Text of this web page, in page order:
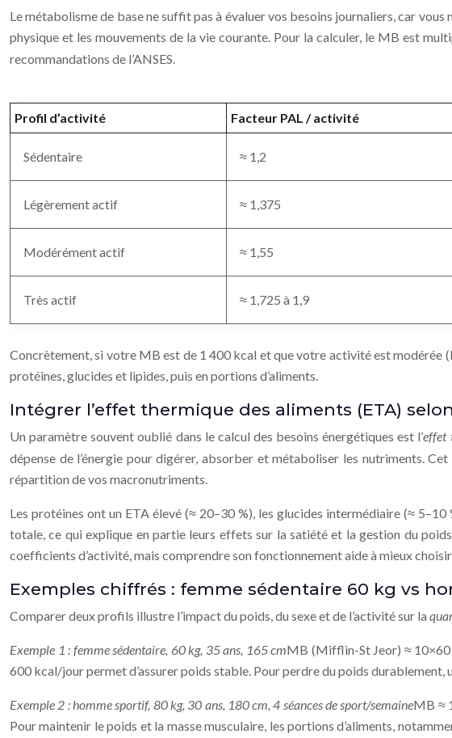
Le métabolisme de base ne suffit pas à évaluer vos besoins journaliers, car vous
physique et les mouvements de la vie courante. Pour la calculer, le MB est
recommandations de l’ANSES.
Profil d’activité Facteur PAL / activité
Sédentaire ≈ 1,2
Légèrement actif ≈ 1,375
Modérément actif ≈ 1,55
Très actif ≈ 1,725 à 1,9
Concrètement, si votre MB est de 1 400 kcal et que votre activité est modérée
protéines, glucides et lipides, puis en portions d’aliments.
Intégrer l’effet thermique des aliments (ETA)
Un paramètre souvent oublié dans le calcul des besoins énergétiques est l’effet
dépense de l’énergie pour digérer, absorber et métaboliser les nutriments.
répartition de vos macronutriments.
Les protéines ont un ETA élevé (≈ 20–30 %), les glucides intermédiaire (≈
totale, ce qui explique en partie leurs effets sur la satiété et la gestion du
coefficients d’activité, mais comprendre son fonctionnement aide à mieux
Exemples chiffrés : femme sédentaire 60 kg vs
Comparer deux profils illustre l’impact du poids, du sexe et de l’activité sur la
Exemple 1 : femme sédentaire, 60 kg, 35 ans, 165 cmMB (Mifflin-St Jeor) ≈ 10×60
600 kcal/jour permet d’assurer poids stable. Pour perdre du poids
Exemple 2 : homme sportif, 80 kg, 30 ans, 180 cm, 4 séances de sport/semaineMB ≈
Pour maintenir le poids et la masse musculaire, les portions d’aliments,